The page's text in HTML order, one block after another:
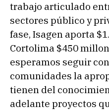
trabajo articulado
sectores público y
fase, Isagen aporta
Cortolima $450
esperamos seguir
comunidades la
tienen del
adelante proyectos